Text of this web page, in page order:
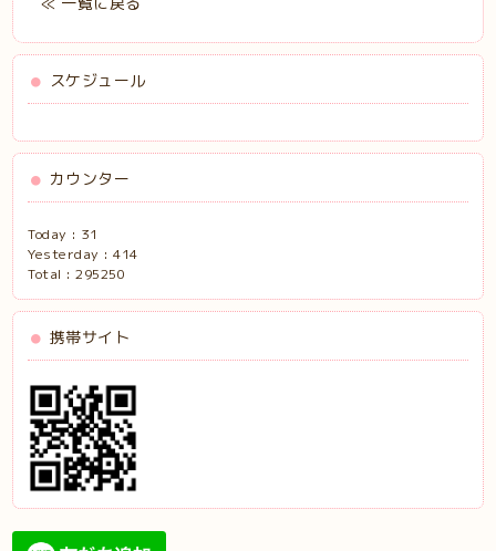
スケジュール
カウンター
Today : 31
Yesterday :414
Total :295250
携帯サイト